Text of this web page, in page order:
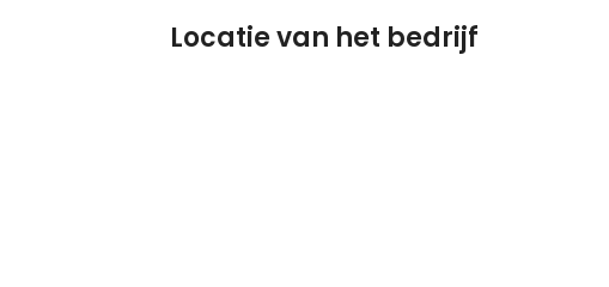
Locatie van het bedrijf